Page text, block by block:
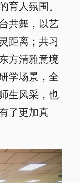
育人氛围。
共舞，以艺
距离；共习
方清雅意境
学场景，全
生风采，也
了更加真